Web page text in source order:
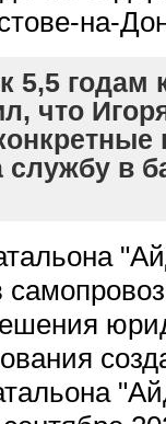
на-
5,5 годам
что
службу в